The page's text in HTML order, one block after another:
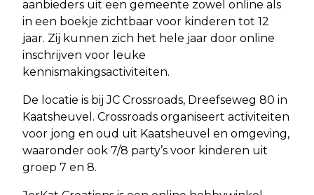
aanbieders uit een gemeente zowel online als
in een boekje zichtbaar voor kinderen tot 12
jaar. Zij kunnen zich het hele jaar door online
inschrijven voor leuke
kennismakingsactiviteiten.
De locatie is bij JC Crossroads, Dreefseweg 80 in
Kaatsheuvel. Crossroads organiseert activiteiten
voor jong en oud uit Kaatsheuvel en omgeving,
waaronder ook 7/8 party’s voor kinderen uit
groep 7 en 8.